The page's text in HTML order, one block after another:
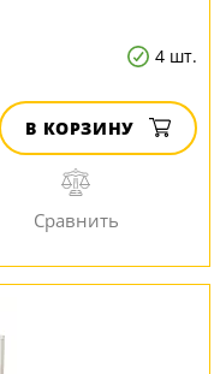
4 шт.
В КОРЗИНУ